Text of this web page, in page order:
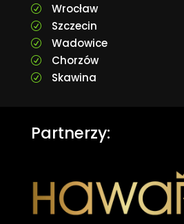
R Wrocław
R Szczecin
R Wadowice
R Chorzów
R Skawina
Partnerzy: